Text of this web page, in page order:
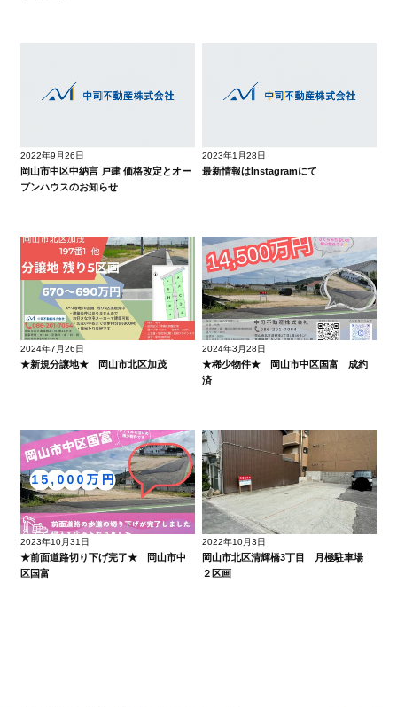
2022年9月26日
岡山市中区中納言 戸建 価格改定とオー
プンハウスのお知らせ
2023年1月28日
最新情報はInstagramにて
2024年7月26日
★新規分譲地★ 岡山市北区加茂
2024年3月28日
★稀少物件★ 岡山市中区国富 成約
済
2023年10月31日
★前面道路切り下げ完了★ 岡山市中
区国富
2022年10月3日
岡山市北区清輝橋3丁目 月極駐車場
２区画